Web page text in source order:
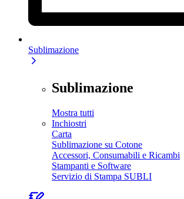
Sublimazione
Sublimazione
Mostra tutti
Inchiostri
Carta
Sublimazione su Cotone
Accessori, Consumabili e Ricambi
Stampanti e Software
Servizio di Stampa SUBLI